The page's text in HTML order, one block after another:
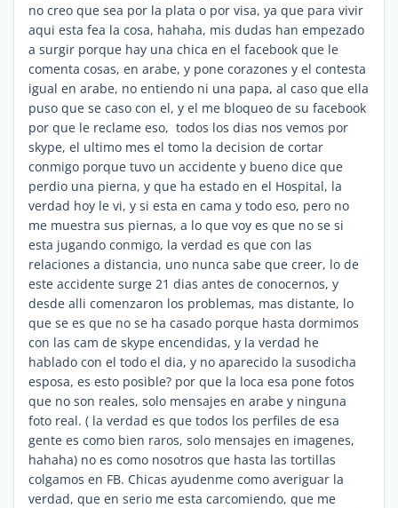
no creo que sea por la plata o por visa, ya que para vivir
aqui esta fea la cosa, hahaha, mis dudas han empezado
a surgir porque hay una chica en el facebook que le
comenta cosas, en arabe, y pone corazones y el contesta
igual en arabe, no entiendo ni una papa, al caso que ella
puso que se caso con el, y el me bloqueo de su facebook
por que le reclame eso, todos los dias nos vemos por
skype, el ultimo mes el tomo la decision de cortar
conmigo porque tuvo un accidente y bueno dice que
perdio una pierna, y que ha estado en el Hospital, la
verdad hoy le vi, y si esta en cama y todo eso, pero no
me muestra sus piernas, a lo que voy es que no se si
esta jugando conmigo, la verdad es que con las
relaciones a distancia, uno nunca sabe que creer, lo de
este accidente surge 21 dias antes de conocernos, y
desde alli comenzaron los problemas, mas distante, lo
que se es que no se ha casado porque hasta dormimos
con las cam de skype encendidas, y la verdad he
hablado con el todo el dia, y no aparecido la susodicha
esposa, es esto posible? por que la loca esa pone fotos
que no son reales, solo mensajes en arabe y ninguna
foto real. ( la verdad es que todos los perfiles de esa
gente es como bien raros, solo mensajes en imagenes,
hahaha) no es como nosotros que hasta las tortillas
colgamos en FB. Chicas ayudenme como averiguar la
verdad, que en serio me esta carcomiendo, que me